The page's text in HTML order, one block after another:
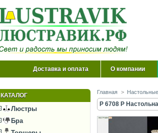
Доставка и оплата О компании
КАТАЛОГ
Люстры
Бра
Главная >
P 6708 P